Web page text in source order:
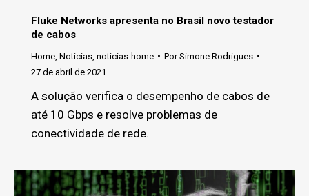
Fluke Networks apresenta no Brasil novo testador
de cabos
Home Noticias noticias-home PorSimone Rodrigues
27 de abril de 2021
A solução verifica o desempenho de cabos de
até 10 Gbps e resolve problemas de
conectividade de rede.